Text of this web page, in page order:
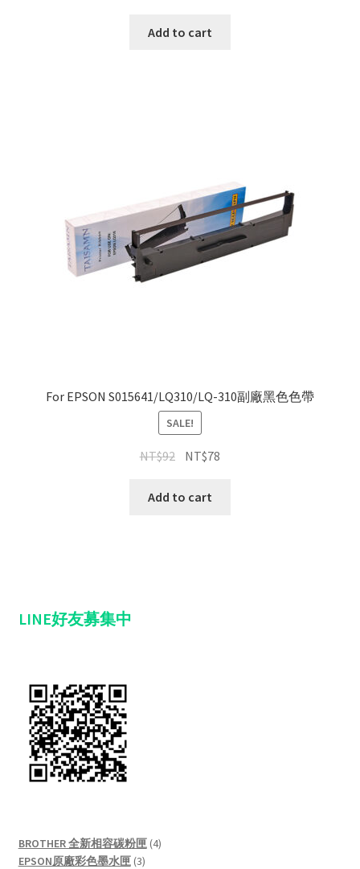
Add to cart
For EPSON S015641/LQ310/LQ-310副廠黑色色帶
SALE!
NT$92 NT$78
Add to cart
LINE好友募集中
BROTHER 全新相容碳粉匣 44
EPSON原廠彩色墨水匣 33